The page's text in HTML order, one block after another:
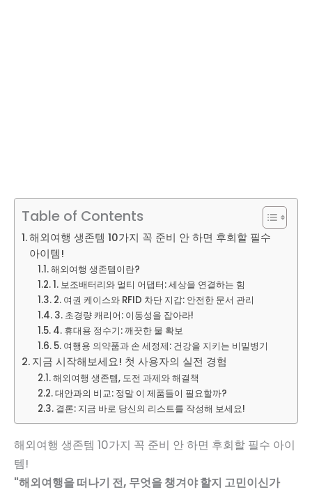
Table of Contents
해외여행 생존템 10가지 꼭 준비 안 하면 후회할 필수
아이템!
해외여행 생존템이란?
1. 보조배터리와 멀티 어댑터: 세상을 연결하는 힘
2. 여권 케이스와 RFID 차단 지갑: 안전한 문서 관리
3. 초경량 캐리어: 이동성을 잡아라!
4. 휴대용 정수기: 깨끗한 물 확보
5. 여행용 의약품과 손 세정제: 건강을 지키는 비밀병기
지금 시작해보세요! 첫 사용자의 실전 경험
해외여행 생존템, 도전 과제와 해결책
대안과의 비교: 정말 이 제품들이 필요할까?
결론: 지금 바로 당신의 리스트를 작성해 보세요!
해외여행 생존템 10가지 꼭 준비 안 하면 후회할 필수 아이
템!
"해외여행을 떠나기 전, 무엇을 챙겨야 할지 고민이신가